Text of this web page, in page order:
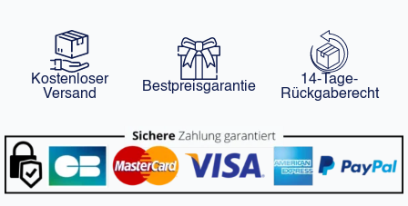
Kostenloser
Versand
Bestpreisgarantie
14-Tage-
Rückgaberecht